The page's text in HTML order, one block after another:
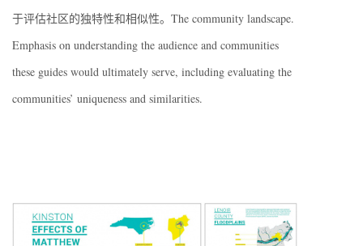
于评估社区的独特性和相似性。The community landscape.
Emphasis on understanding the audience and communities
these guides would ultimately serve, including evaluating the
communities’ uniqueness and similarities.